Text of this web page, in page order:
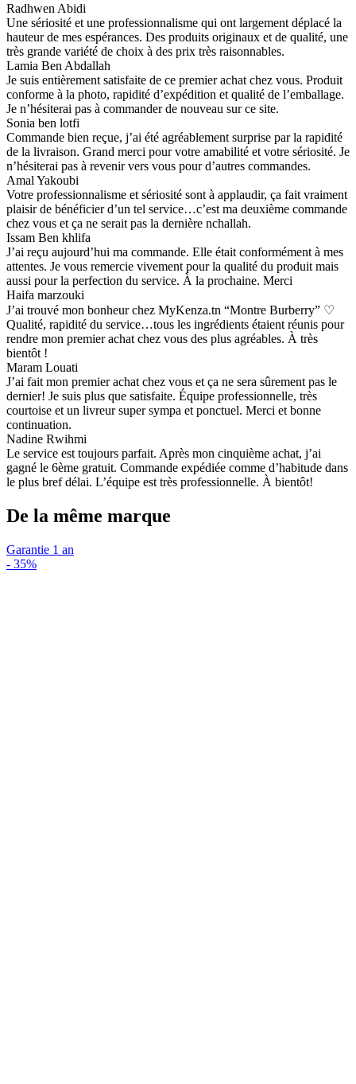
Radhwen Abidi
Une sériosité et une professionnalisme qui ont largement déplacé la
hauteur de mes espérances. Des produits originaux et de qualité, une
très grande variété de choix à des prix très raisonnables.
Lamia Ben Abdallah
Je suis entièrement satisfaite de ce premier achat chez vous. Produit
conforme à la photo, rapidité d’expédition et qualité de l’emballage.
Je n’hésiterai pas à commander de nouveau sur ce site.
Sonia ben lotfi
Commande bien reçue, j’ai été agréablement surprise par la rapidité
de la livraison. Grand merci pour votre amabilité et votre sériosité. Je
n’hésiterai pas à revenir vers vous pour d’autres commandes.
Amal Yakoubi
Votre professionnalisme et sériosité sont à applaudir, ça fait vraiment
plaisir de bénéficier d’un tel service…c’est ma deuxième commande
chez vous et ça ne serait pas la dernière nchallah.
Issam Ben khlifa
J’ai reçu aujourd’hui ma commande. Elle était conformément à mes
attentes. Je vous remercie vivement pour la qualité du produit mais
aussi pour la perfection du service. À la prochaine. Merci
Haifa marzouki
J’ai trouvé mon bonheur chez MyKenza.tn “Montre Burberry” ♡
Qualité, rapidité du service…tous les ingrédients étaient réunis pour
rendre mon premier achat chez vous des plus agréables. À très
bientôt !
Maram Louati
J’ai fait mon premier achat chez vous et ça ne sera sûrement pas le
dernier! Je suis plus que satisfaite. Équipe professionnelle, très
courtoise et un livreur super sympa et ponctuel. Merci et bonne
continuation.
Nadine Rwihmi
Le service est toujours parfait. Après mon cinquième achat, j’ai
gagné le 6ème gratuit. Commande expédiée comme d’habitude dans
le plus bref délai. L’équipe est très professionnelle. À bientôt!
De la même marque
Garantie 1 an
- 35%